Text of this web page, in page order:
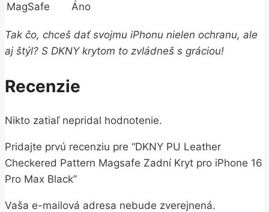
MagSafe
Áno
Tak čo, chceš dať svojmu iPhonu nielen ochranu, ale
aj štýl? S DKNY krytom to zvládneš s gráciou!
Recenzie
Nikto zatiaľ nepridal hodnotenie.
Pridajte prvú recenziu pre “DKNY PU Leather
Checkered Pattern Magsafe Zadní Kryt pro iPhone 16
Pro Max Black”
Vaša e-mailová adresa nebude zverejnená.